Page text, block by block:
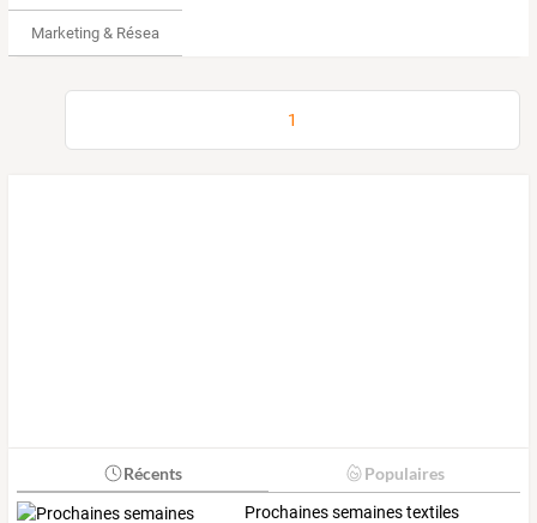
Marketing & Réseaux Sociaux
1
Récents Populaires
Prochaines semaines textiles